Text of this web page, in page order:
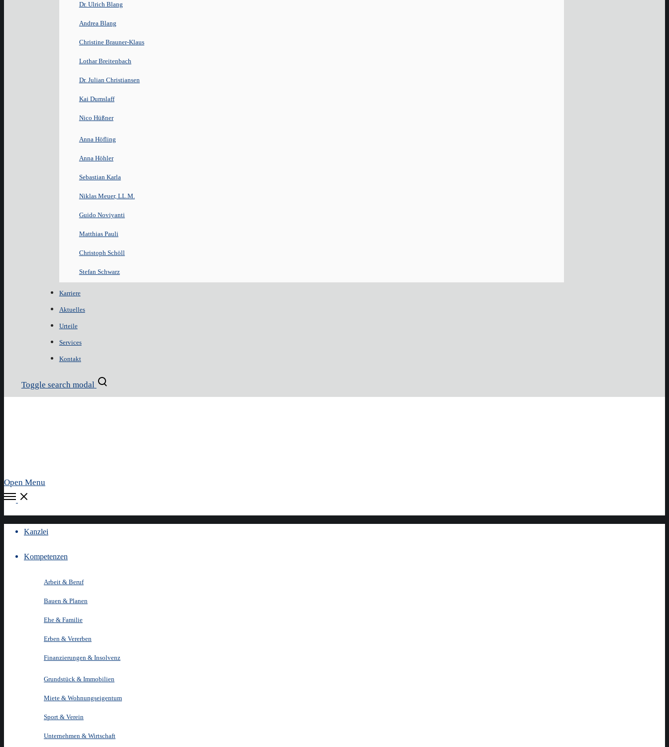
Dr. Ulrich Blang
Andrea Blang
Christine Brauner-Klaus
Lothar Breitenbach
Dr. Julian Christiansen
Kai Dumslaff
Nico Hüßner
Anna Höfling
Anna Höhler
Sebastian Karla
Niklas Meuer, LL.M.
Guido Noviyanti
Matthias Pauli
Christoph Schöll
Stefan Schwarz
Karriere
Aktuelles
Urteile
Services
Kontakt
Toggle search modal
Open Menu
Kanzlei
Kompetenzen
Arbeit & Beruf
Bauen & Planen
Ehe & Familie
Erben & Vererben
Finanzierungen & Insolvenz
Grundstück & Immobilien
Miete & Wohnungseigentum
Sport & Verein
Unternehmen & Wirtschaft